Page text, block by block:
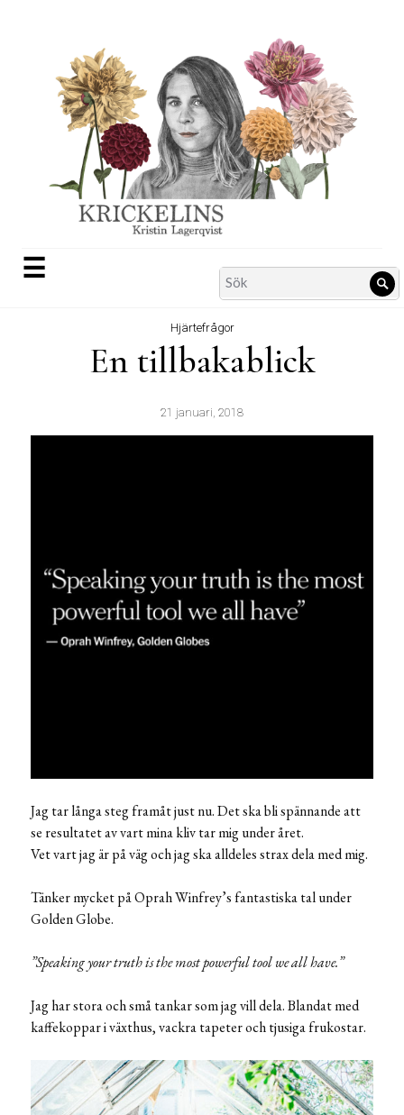
☰
Search
for:
Hjärtefrågor
En tillbakablick
21 januari, 2018
Jag tar långa steg framåt just nu. Det ska bli spännande att
se resultatet av vart mina kliv tar mig under året.
Vet vart jag är på väg och jag ska alldeles strax dela med mig.
Tänker mycket på Oprah Winfrey’s fantastiska tal under
Golden Globe.
”Speaking your truth is the most powerful tool we all have.”
Jag har stora och små tankar som jag vill dela. Blandat med
kaffekoppar i växthus, vackra tapeter och tjusiga frukostar.